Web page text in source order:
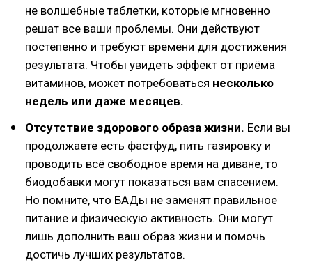
не волшебные таблетки, которые мгновенно
решат все ваши проблемы. Они действуют
постепенно и требуют времени для достижения
результата. Чтобы увидеть эффект от приёма
витаминов, может потребоваться несколько
недель или даже месяцев.
Отсутствие здорового образа жизни. Если вы
продолжаете есть фастфуд, пить газировку и
проводить всё свободное время на диване, то
биодобавки могут показаться вам спасением.
Но помните, что БАДы не заменят правильное
питание и физическую активность. Они могут
лишь дополнить ваш образ жизни и помочь
достичь лучших результатов.